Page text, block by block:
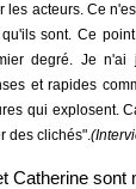
les acteurs. Ce
sont. Ce
degré. Je
et rapides
qui explosent.
des clichés".(
Catherine